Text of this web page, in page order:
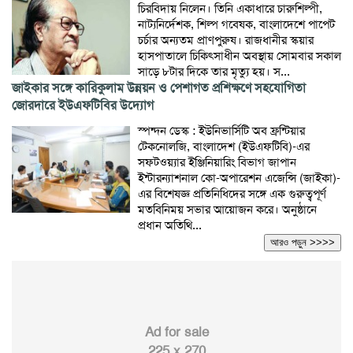
চিরবিদায় নিলেন। তিনি একাধারে চারুশিল্পী,
নাট্যনির্দেশক, শিল্প গবেষক, বাংলাদেশে পাপেট
চর্চার অন্যতম প্রাণপুরুষ। রাজধানীর স্কয়ার
হাসপাতালে চিকিৎসাধীন অবস্থায় সোমবার সকাল
সাড়ে ৮টার দিকে তার মৃত্যু হয়। স...
জাইকার সঙ্গে কারিকুলাম উন্নয়ন ও পেশাগত প্রশিক্ষণে সহযোগিতা
জোরদারে ইউএফটিবির উদ্যোগ
স্পন্দন ডেস্ক : ইউনিভার্সিটি অব ফ্রন্টিয়ার
টেকনোলজি, বাংলাদেশ (ইউএফটিবি)-এর
সফটওয়্যার ইঞ্জিনিয়ারিং বিভাগ জাপান
ইন্টারন্যাশনাল কো-অপারেশন এজেন্সি (জাইকা)-
এর বিশেষজ্ঞ প্রতিনিধিদের সঙ্গে এক গুরুত্বপূর্ণ
মতবিনিময় সভার আয়োজন করে। অনুষ্ঠানে
প্রধান অতিথি...
আরও পড়ুন >>>>
Ad for sale